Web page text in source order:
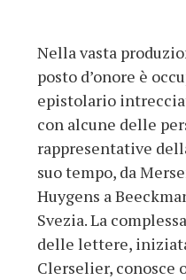
Nella vasta
posto d’onore è
epistolario
con alcune delle
rappresentative
suo tempo, da
Huygens a
Svezia. La
delle lettere,
Clerselier, conosce